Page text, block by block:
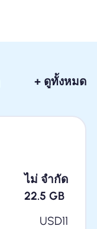
+ ดูทั้งหมด
ไม่ จำกัด
22.5 GB
USD11